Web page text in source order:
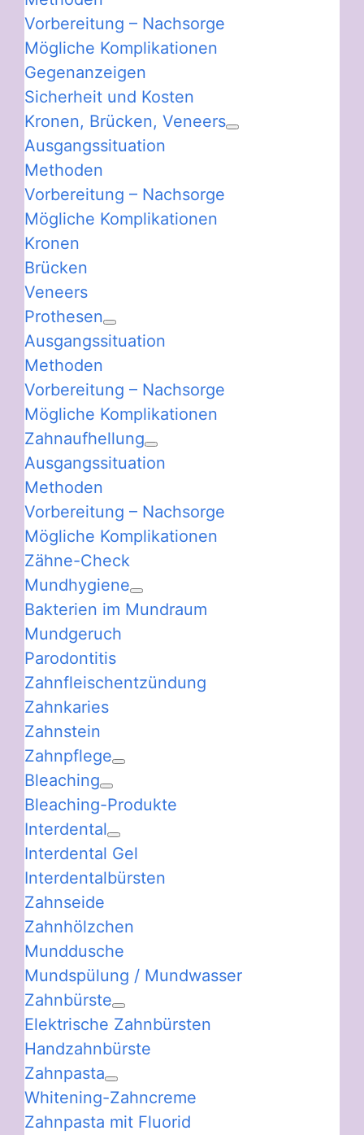
Vorbereitung – Nachsorge
Mögliche Komplikationen
Gegenanzeigen
Sicherheit und Kosten
Kronen, Brücken, Veneers
Ausgangssituation
Methoden
Vorbereitung – Nachsorge
Mögliche Komplikationen
Kronen
Brücken
Veneers
Prothesen
Ausgangssituation
Methoden
Vorbereitung – Nachsorge
Mögliche Komplikationen
Zahnaufhellung
Ausgangssituation
Methoden
Vorbereitung – Nachsorge
Mögliche Komplikationen
Zähne-Check
Mundhygiene
Bakterien im Mundraum
Mundgeruch
Parodontitis
Zahnfleischentzündung
Zahnkaries
Zahnstein
Zahnpflege
Bleaching
Bleaching-Produkte
Interdental
Interdental Gel
Interdentalbürsten
Zahnseide
Zahnhölzchen
Munddusche
Mundspülung / Mundwasser
Zahnbürste
Elektrische Zahnbürsten
Handzahnbürste
Zahnpasta
Whitening-Zahncreme
Zahnpasta mit Fluorid